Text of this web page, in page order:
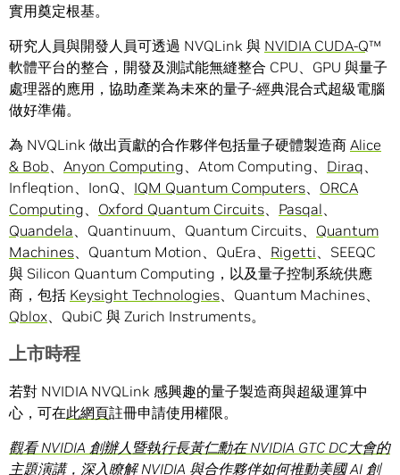
實用奠定根基。
研究人員與開發人員可透過 NVQLink 與 NVIDIA CUDA-Q™
軟體平台的整合，開發及測試能無縫整合 CPU、GPU 與量子
處理器的應用，協助產業為未來的量子-經典混合式超級電腦
做好準備。
為 NVQLink 做出貢獻的合作夥伴包括量子硬體製造商 Alice
& Bob、 Anyon Computing、Atom Computing、 Diraq、
Infleqtion、IonQ、 IQM Quantum Computers、 ORCA
Computing、 Oxford Quantum Circuits、 Pasqal、
Quandela、Quantinuum、Quantum Circuits、 Quantum
Machines、Quantum Motion、QuEra、 Rigetti、SEEQC
與 Silicon Quantum Computing，以及量子控制系統供應
商，包括 Keysight Technologies、Quantum Machines、
Qblox、QubiC 與 Zurich Instruments。
上市時程
若對 NVIDIA NVQLink 感興趣的量子製造商與超級運算中
心，可在此網頁註冊申請使用權限。
觀看 NVIDIA 創辦人暨執行長黃仁勳在 NVIDIA GTC DC大會的
主題演講，深入瞭解 NVIDIA 與合作夥伴如何推動美國 AI 創